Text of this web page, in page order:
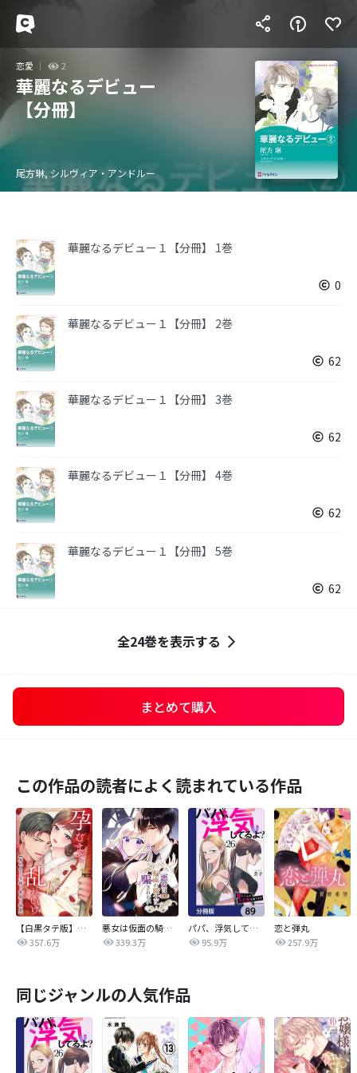
恋愛 2
華麗なるデビュー
【分冊】
尾方琳, シルヴィア・アンドルー
華麗なるデビュー１【分冊】 1巻
0
華麗なるデビュー１【分冊】 2巻
62
華麗なるデビュー１【分冊】 3巻
62
華麗なるデビュー１【分冊】 4巻
62
華麗なるデビュー１【分冊】 5巻
62
全24巻を表示する
まとめて購入
この作品の読者によく読まれている作品
【白黒タテ版】孕むまで乱れいけ～身代わり花嫁と軍服の猛愛
357.6万
悪女は仮面の騎士に騙されない
339.3万
パパ、浮気してるよ？娘と二人でクズ夫を捨てます【分冊版】
95.9万
恋と弾丸
257.9万
同じジャンルの人気作品